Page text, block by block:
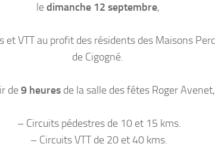
ledimanche 12 septembre,
et VTT au profit des résidents des Maisons
de Cigogné.
de9 heuresde la salle des fêtes Roger
– Circuits pédestres de 10 et 15 kms.
– Circuits VTT de 20 et 40 kms.